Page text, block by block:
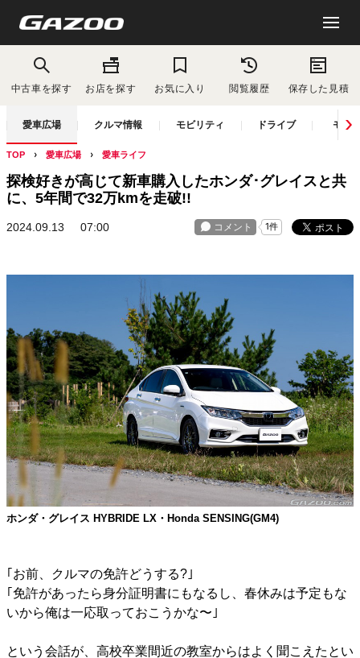
中古車を探す お店を探す お気に入り 閲覧履歴 保存した見積
愛車広場 クルマ情報 モビリティ ドライブ モー
TOP 愛車広場 愛車ライフ
探検好きが高じて新車購入したホンダ･グレイスと共
に、5年間で32万kmを走破!!
2024.09.13 07:00
ホンダ・グレイス HYBRIDE LX・Honda SENSING(GM4)
｢お前、クルマの免許どうする?｣
｢免許があったら身分証明書にもなるし、春休みは予定もな
いから俺は一応取っておこうかな〜｣
という会話が、高校卒業間近の教室からはよく聞こえたとい